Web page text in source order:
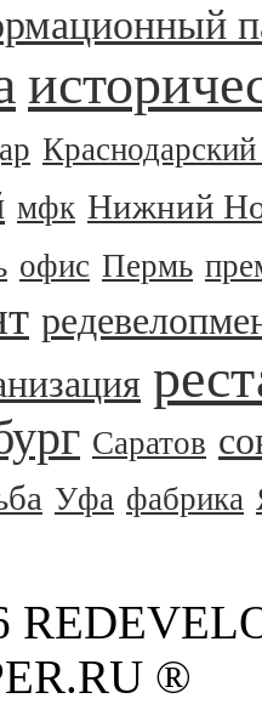
мфк Нижний
офис Пермь
Саратов
Уфа фабрика
®